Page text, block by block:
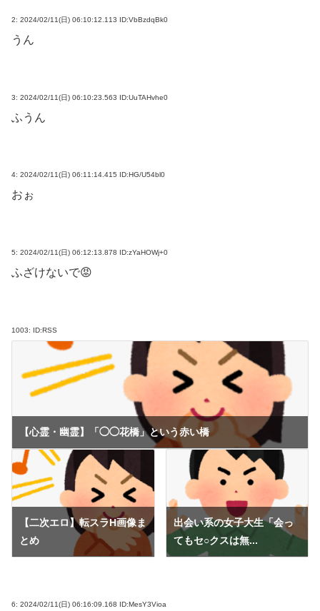
2: 2024/02/11(日) 06:10:12.113 ID:VbBzdqBk0
うん
3: 2024/02/11(日) 06:10:23.563 ID:UuTAHvhe0
ふうん
4: 2024/02/11(日) 06:11:14.415 ID:HG/U54bl0
おぉ
5: 2024/02/11(日) 06:12:13.878 ID:zYaHOWj+0
ふざけないで😡
1003: ID:RSS
【心霊・幽霊】「◯◯花橋」という赤い橋
【二次エロ】転スラH画像ま
とめ
出会い系の女子大生「会っ
てもセ○クスは無...
6: 2024/02/11(日) 06:16:09.168 ID:MesY3Vioa